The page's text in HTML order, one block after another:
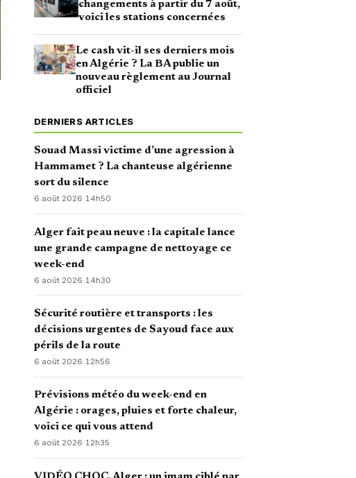
changements à partir du 7 août,
voici les stations concernées
Le cash vit-il ses derniers mois
en Algérie ? La BA publie un
nouveau règlement au Journal
officiel
DERNIERS ARTICLES
Souad Massi victime d’une agression à
Hammamet ? La chanteuse algérienne
sort du silence
6 août 2026·14h50
Alger fait peau neuve : la capitale lance
une grande campagne de nettoyage ce
week-end
6 août 2026· 14h30
Sécurité routière et transports : les
décisions urgentes de Sayoud face aux
périls de la route
6 août 2026·12h56
Prévisions météo du week-end en
Algérie : orages, pluies et forte chaleur,
voici ce qui vous attend
6 août 2026·12h35